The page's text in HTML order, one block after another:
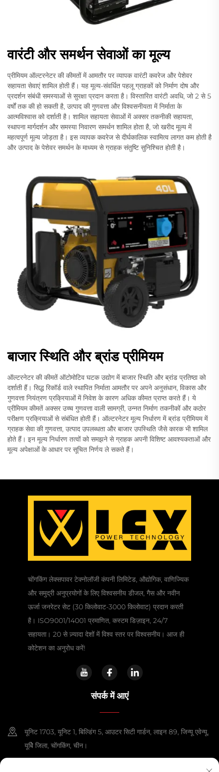
वारंटी और समर्थन सेवाओं का मूल्य
प्रीमियम ऑल्टरनेटर की कीमतों में आमतौर पर व्यापक वारंटी कवरेज और पेशेवर
सहायता सेवाएं शामिल होती हैं। यह मूल्य-संवर्धित पहलू ग्राहकों को निर्माण दोष और
प्रदर्शन संबंधी समस्याओं से सुरक्षा प्रदान करता है। विस्तारित वारंटी अवधि, जो 2 से 5
वर्षों तक की हो सकती है, उत्पाद की गुणवत्ता और विश्वसनीयता में निर्माता के
आत्मविश्वास को दर्शाती है। शामिल सहायता सेवाओं में अक्सर तकनीकी सहायता,
स्थापना मार्गदर्शन और समस्या निवारण समर्थन शामिल होता है, जो खरीद मूल्य में
महत्वपूर्ण मूल्य जोड़ता है। इस व्यापक कवरेज से दीर्घकालिक स्वामित्व लागत कम होती है
और उत्पाद के पेशेवर समर्थन के माध्यम से ग्राहक संतुष्टि सुनिश्चित होती है।
बाजार स्थिति और ब्रांड प्रीमियम
ऑल्टरनेटर की कीमतें ऑटोमोटिव घटक उद्योग में बाजार स्थिति और ब्रांड प्रतिष्ठा को
दर्शाती हैं। सिद्ध रिकॉर्ड वाले स्थापित निर्माता आमतौर पर अपने अनुसंधान, विकास और
गुणवत्ता नियंत्रण प्रक्रियाओं में निवेश के कारण अधिक कीमत प्राप्त करते हैं। ये
प्रीमियम कीमतें अक्सर उच्च गुणवत्ता वाली सामग्री, उन्नत निर्माण तकनीकों और कठोर
परीक्षण प्रक्रियाओं से संबंधित होती हैं। ऑल्टरनेटर मूल्य निर्धारण में ब्रांड प्रीमियम में
ग्राहक सेवा की गुणवत्ता, उत्पाद उपलब्धता और बाजार उपस्थिति जैसे कारक भी शामिल
होते हैं। इन मूल्य निर्धारण तत्वों को समझने से ग्राहक अपनी विशिष्ट आवश्यकताओं और
मूल्य अपेक्षाओं के आधार पर सूचित निर्णय ले सकते हैं।
चोंगकिंग लेक्सपावर टेक्नोलॉजी कंपनी लिमिटेड, औद्योगिक, वाणिज्यिक
और समुद्री अनुप्रयोगों के लिए विश्वसनीय डीजल, गैस और नवीन
ऊर्जा जनरेटर सेट (30 किलोवाट-3000 किलोवाट) प्रदान करती
है। ISO9001/14001 प्रमाणित, कस्टम डिज़ाइन, 24/7
सहायता। 20 से ज़्यादा देशों में विश्व स्तर पर विश्वसनीय। आज ही
कोटेशन का अनुरोध करें!
संपर्क में आएं
यूनिट 1703, यूनिट 1, बिल्डिंग 5, आउटर सिटी गार्डन, लाइन 89, जिन्यू एवेन्यू,
यूबेि जिला, चोंगकिंग, चीन।